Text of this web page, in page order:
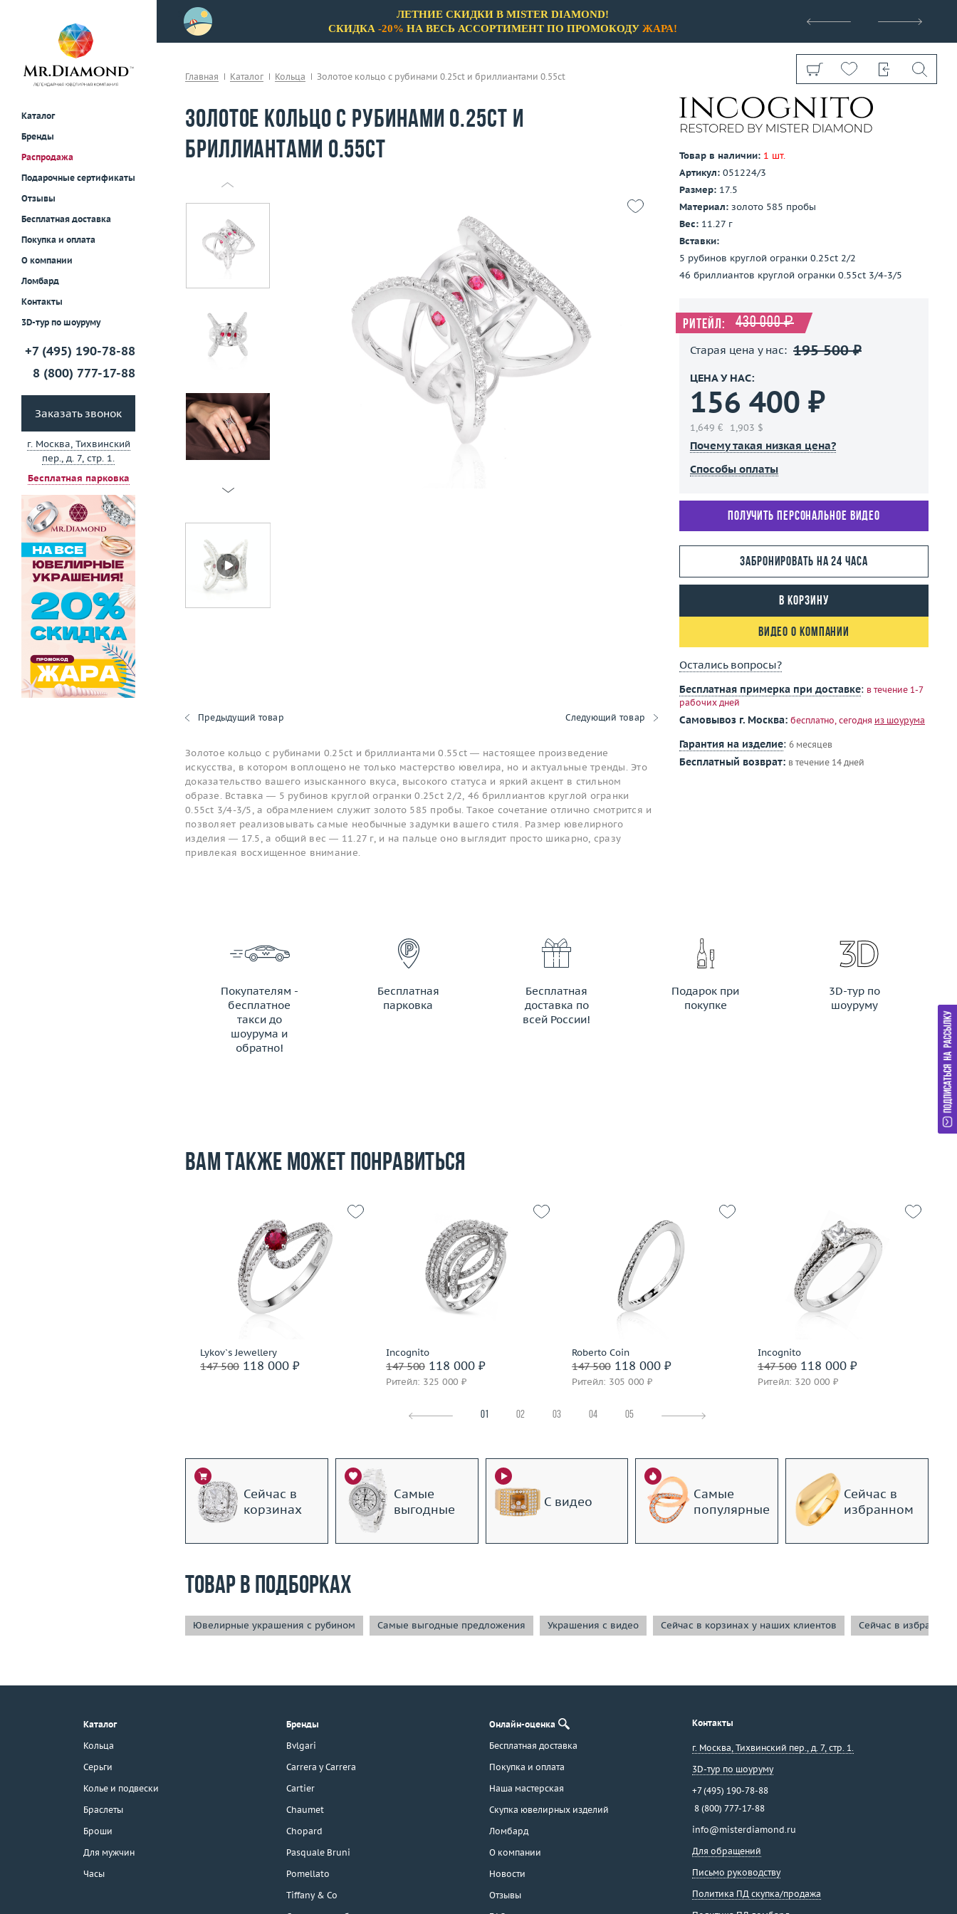
Каталог
Бренды
Распродажа
Подарочные сертификаты
Отзывы
Бесплатная доставка
Покупка и оплата
О компании
Ломбард
Контакты
3D-тур по шоуруму
+7 (495) 190-78-88
8 (800) 777-17-88
Заказать звонок
г. Москва, Тихвинский
пер., д. 7, стр. 1.
Бесплатная парковка
г. Москва, Тихвинский пер., д. 7,
3D-тур по шоуруму
примерки!
ЛЕТНИЕ СКИДКИ В MISTER DIAMOND!
СКИДКА -20% НА ВЕСЬ АССОРТИМЕНТ ПО ПРОМОКОДУ ЖАРА!
Показать все
Главная Каталог Кольца Золотое кольцо с рубинами 0.25ct и бриллиантами 0.55ct
Золотое кольцо с рубинами 0.25ct и
бриллиантами 0.55ct
Предыдущий товар Следующий товар
Золотое кольцо с рубинами 0.25ct и бриллиантами 0.55ct — настоящее произведение
искусства, в котором воплощено не только мастерство ювелира, но и актуальные тренды. Это
доказательство вашего изысканного вкуса, высокого статуса и яркий акцент в стильном
образе. Вставка — 5 рубинов круглой огранки 0.25ct 2/2, 46 бриллиантов круглой огранки
0.55ct 3/4-3/5, а обрамлением служит золото 585 пробы. Такое сочетание отлично смотрится и
позволяет реализовывать самые необычные задумки вашего стиля. Размер ювелирного
изделия — 17.5, а общий вес — 11.27 г, и на пальце оно выглядит просто шикарно, сразу
привлекая восхищенное внимание.
Товар в наличии: 1 шт.
Артикул: 051224/3
Размер: 17.5
Материал: золото 585 пробы
Вес: 11.27 г
Вставки:
5 рубинов круглой огранки 0.25ct 2/2
46 бриллиантов круглой огранки 0.55ct 3/4-3/5
Ритейл: 430 000 ₽
Старая цена у нас: 195 500 ₽
ЦЕНА У НАС:
156 400 ₽
1,649 € 1,903 $
Почему такая низкая цена?
Способы оплаты
Получить персональное видео
Забронировать на 24 часа
В корзину
Видео о компании
Остались вопросы?
Бесплатная примерка при доставке: в течение 1-7
рабочих дней
Самовывоз г. Москва: бесплатно, сегодня из шоурума
Гарантия на изделие: 6 месяцев
Бесплатный возврат: в течение 14 дней
Покупателям -
бесплатное
такси до
шоурума и
обратно!
ЗАКАЗАТЬ ТАКСИ
Бесплатная
парковка
Бесплатная
доставка по
всей России!
Подарок при
покупке
3D-тур по
шоуруму
Вам также может понравиться
Lykov`s Jewellery
147 500118 000 ₽
Материал
золото 585 пробы
Incognito
147 500118 000 ₽
Ритейл: 325 000 ₽
Материал
золото 585 пробы
Подробнее
Roberto Coin
147 500118 000 ₽
Ритейл: 305 000 ₽
Материал
золото 750 пробы
Incognito
147 500118 000 ₽
Ритейл: 320 000 ₽
Материал
золото 585 пробы
Подробнее
01 02 03 04 05
Сейчас в
корзинах
Самые
выгодные
С видео
Самые
популярные
Сейчас в
избранном
Товар в подборках
Ювелирные украшения с рубином Самые выгодные предложения Украшения с видео Сейчас в корзинах у наших клиентов Сейчас в
Каталог
Кольца
Серьги
Колье и подвески
Браслеты
Броши
Для мужчин
Часы
Бренды
Bvlgari
Carrera y Carrera
Cartier
Chaumet
Chopard
Pasquale Bruni
Pomellato
Tiffany & Co
Онлайн-оценка
Бесплатная доставка
Покупка и оплата
Наша мастерская
Скупка ювелирных изделий
Ломбард
О компании
Новости
Отзывы
Контакты
г. Москва, Тихвинский пер., д. 7, стр. 1.
3D-тур по шоуруму
+7 (495) 190-78-88
8 (800) 777-17-88
info@misterdiamond.ru
Для обращений
Письмо руководству
Политика ПД скупка/продажа